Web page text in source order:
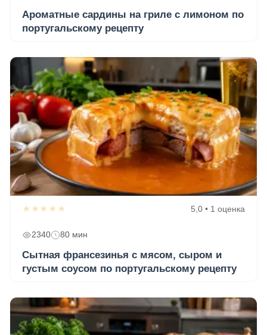
Ароматные сардины на гриле с лимоном по
португальскому рецепту
★★★★★ 5,0 • 1 оценка
2340 80 мин
Сытная франсезинья с мясом, сыром и
густым соусом по португальскому рецепту